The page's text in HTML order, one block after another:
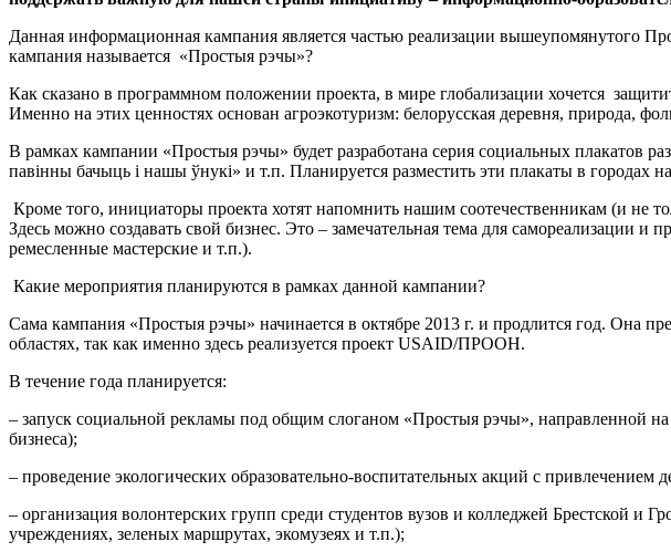
Данная информационная кампания является частью реализации вышеупомянутого
кампания называется «Простыя рэчы»?
Как сказано в программном положении проекта, в мире глобализации хочется
Именно на этих ценностях основан агроэкотуризм: белорусская деревня, природа,
В рамках кампании «Простыя рэчы» будет разработана серия социальных плакатов
павінны бачыць і нашы ўнукі» и т.п. Планируется разместить эти плакаты в городах
Кроме того, инициаторы проекта хотят напомнить нашим соотечественникам (и не
Здесь можно создавать свой бизнес. Это – замечательная тема для самореализации
ремесленные мастерские и т.п.).
Какие мероприятия планируются в рамках данной кампании?
Сама кампания «Простыя рэчы» начинается в октябре 2013 г. и про­длится год. Она
областях, так как именно здесь реализуется проект USAID/ПРООН.
В течение года планируется:
– запуск социальной рекламы под общим слоганом «Простыя рэчы», направленной
бизнеса);
– проведение экологических образовательно-воспитательных акций с
– организация волонтерских групп среди студентов вузов и колледжей Брестской и
учреждениях, зеленых маршрутах, экомузеях и т.п.);